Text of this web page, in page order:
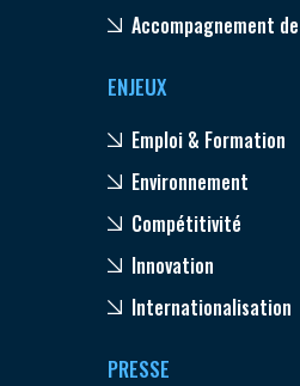
Accompagnement
ENJEUX
Emploi & Formation
Environnement
Compétitivité
Innovation
Internationalisation
PRESSE